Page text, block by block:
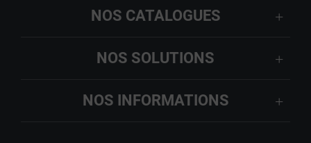
NOS CATALOGUES
NOS SOLUTIONS
NOS INFORMATIONS